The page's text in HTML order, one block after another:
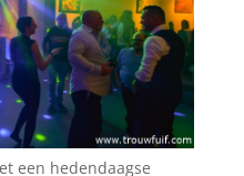
een hedendaagse